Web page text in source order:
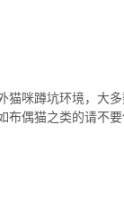
咪蹲坑环境，大
布偶猫之类的请不